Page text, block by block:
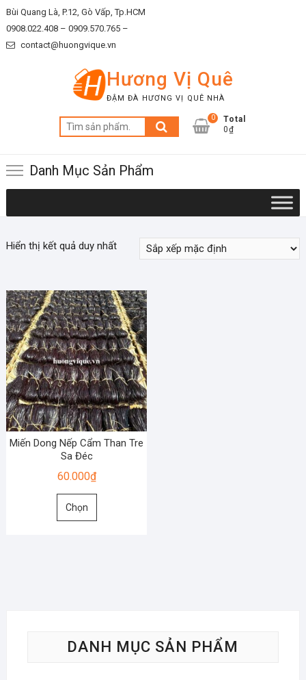
Skip
to
content
Bùi Quang Là, P.12, Gò Vấp, Tp.HCM
0908.022.408 – 0909.570.765 –
contact@huongvique.vn
Hương Vị Quê
ĐẬM ĐÀ HƯƠNG VỊ QUÊ NHÀ
Tìm
kiếm:
0
Total
0₫
Danh Mục Sản Phẩm
Hiển thị kết quả duy nhất
Miến Dong Nếp Cẩm Than Tre
Sa Đéc
60.000₫
Chọn
Sản
chọn
DANH MỤC SẢN PHẨM